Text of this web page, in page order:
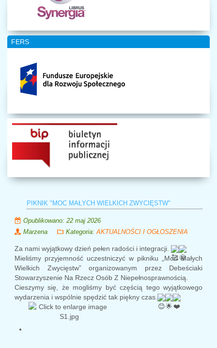
FERS
PIKNIK "MOC MAŁYCH WIELKICH ZWYCIĘSTW"
Opublikowano: 22 maj 2026
Marzena
Kategoria: AKTUALNOŚCI I OGŁOSZENIA
Za nami wyjątkowy dzień pełen radości i integracji.
Mieliśmy przyjemność uczestniczyć w pikniku „Moc Małych
Wielkich Zwycięstw” organizowanym przez Debeściaki
Stowarzyszenie Na Rzecz Osób Z Niepełnosprawnością
Cieszymy się, że mogliśmy być częścią tego wyjątkowego
wydarzenia i wspólnie spędzić tak piękny czas.